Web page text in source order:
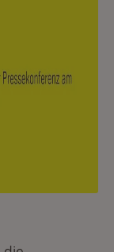
in neuem